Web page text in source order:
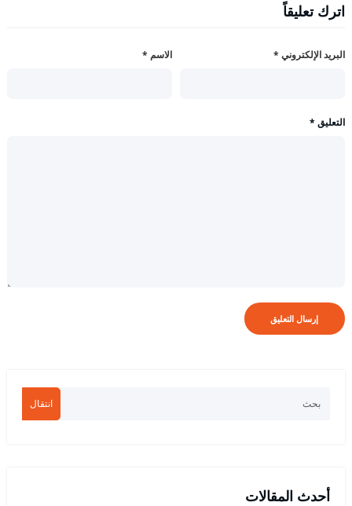
اترك تعليقاً
الاسم * البريد الإلكتروني *
التعليق *
انتقال
أحدث المقالات